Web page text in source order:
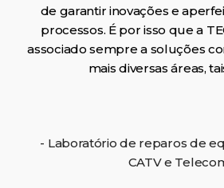
de garantir inovações e
processos. É por isso que a
associado sempre a soluções
mais diversas áreas,
- Laboratório de reparos de
CATV e